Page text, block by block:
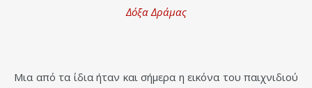
Δόξα Δράμας
Μια από τα ίδια ήταν και σήμερα η εικόνα του παιχνιδιού